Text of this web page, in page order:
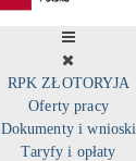
RPK ZŁOTORYJA
Oferty pracy
Dokumenty i wnioski
Taryfy i opłaty